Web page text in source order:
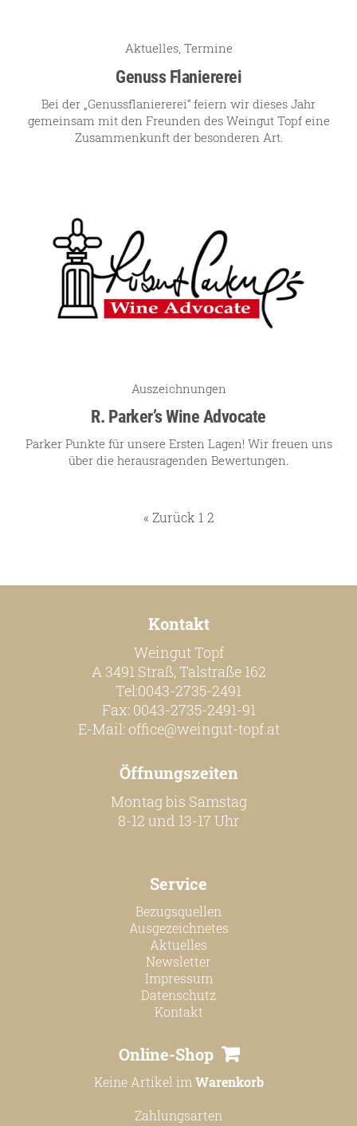
Aktuelles, Termine
Genuss Flaniererei
Bei der „Genussflaniererei“ feiern wir dieses Jahr
gemeinsam mit den Freunden des Weingut Topf eine
Zusammenkunft der besonderen Art.
Auszeichnungen
R. Parker’s Wine Advocate
Parker Punkte für unsere Ersten Lagen! Wir freuen uns
über die herausragenden Bewertungen.
« Zurück 1 2
Kontakt
Weingut Topf
A 3491 Straß, Talstraße 162
Tel:0043-2735-2491
Fax: 0043-2735-2491-91
E-Mail: office@weingut-topf.at
Öffnungszeiten
Montag bis Samstag
8-12 und 13-17 Uhr
Service
Bezugsquellen
Ausgezeichnetes
Aktuelles
Newsletter
Impressum
Datenschutz
Kontakt
Online-Shop
Keine Artikel imWarenkorb
Zahlungsarten